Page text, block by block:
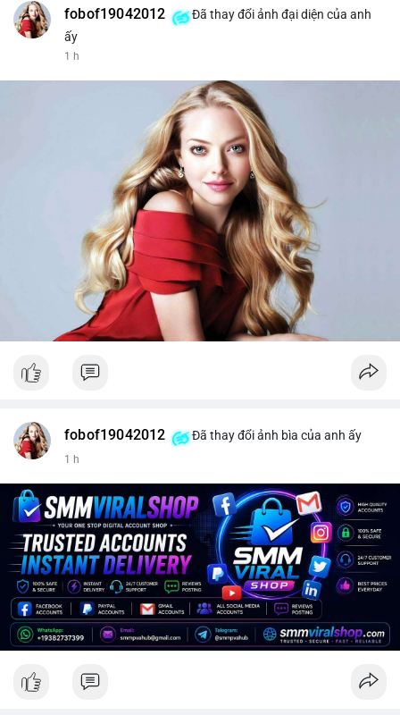
fobof19042012
Đã thay đổi ảnh đại diện của anh
ấy
1 h
fobof19042012 Đã thay đổi ảnh bìa của anh ấy
1 h